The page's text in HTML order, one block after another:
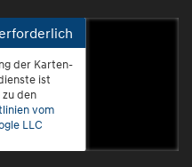
Güls
der Karten-
ist
den
vom
LLC